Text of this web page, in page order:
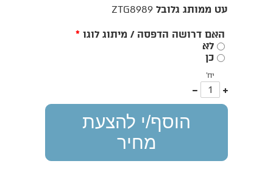
עט ממותג גלובל ZTG8989
האם דרושה הדפסה / מיתוג לוגו *
לא
כן
יח'
עוד
אחד
הוסף/י להצעת
מחיר